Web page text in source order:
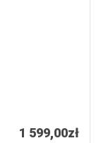
1 599,00zł